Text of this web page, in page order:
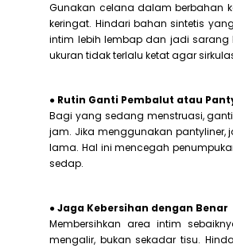
Gunakan celana dalam berbahan
keringat. Hindari bahan sintetis
intim lebih lembap dan jadi sarang
ukuran tidak terlalu ketat agar
● Rutin Ganti Pembalut atau
Bagi yang sedang menstruasi,
jam. Jika menggunakan pantyliner,
lama. Hal ini mencegah
sedap.
● Jaga Kebersihan dengan Benar
Membersihkan area intim
mengalir, bukan sekadar tisu.